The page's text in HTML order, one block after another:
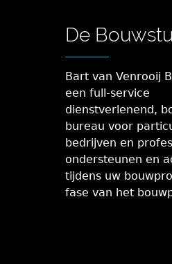
De
Bart van Venrooij
een full-service
dienstverlenend,
bureau voor
bedrijven en
ondersteunen en
tijdens uw
fase van het